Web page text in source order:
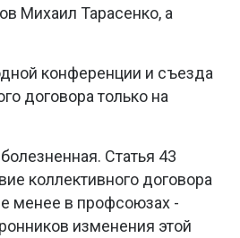
Михаил Тарасенко, а
конференции и съезда
договора только на
Статья 43
коллективного договора
менее в профсоюзах -
изменения этой